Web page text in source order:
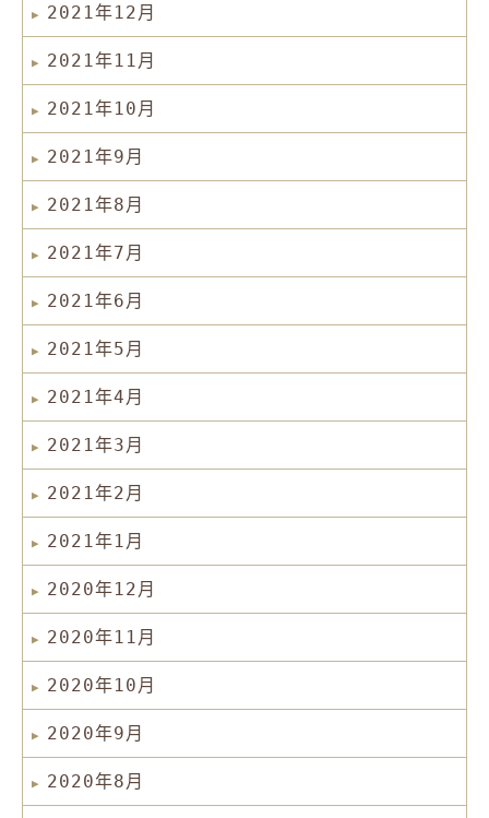
2021年12月
2021年11月
2021年10月
2021年9月
2021年8月
2021年7月
2021年6月
2021年5月
2021年4月
2021年3月
2021年2月
2021年1月
2020年12月
2020年11月
2020年10月
2020年9月
2020年8月